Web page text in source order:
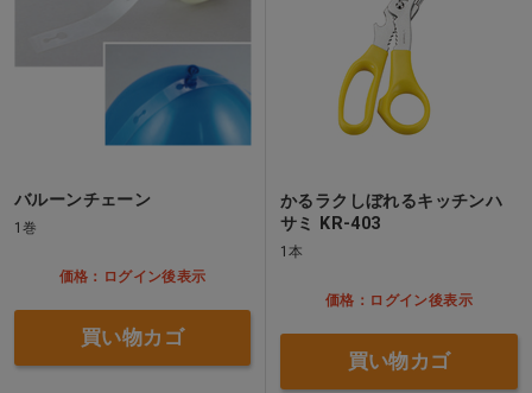
バルーンチェーン
1巻
価格：ログイン後表示
買い物カゴ
かるラクしぼれるキッチンハ
サミ KR-403
1本
価格：ログイン後表示
買い物カゴ